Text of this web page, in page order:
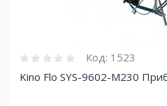
Код: 1523
Kino Flo SYS-9602-M230